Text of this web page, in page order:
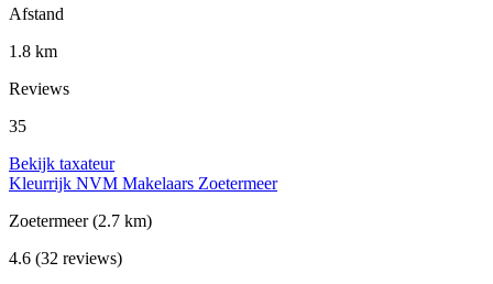
Afstand
1.8 km
Reviews
35
Bekijk taxateur
Kleurrijk NVM Makelaars Zoetermeer
Zoetermeer(2.7 km)
4.6 (32 reviews)